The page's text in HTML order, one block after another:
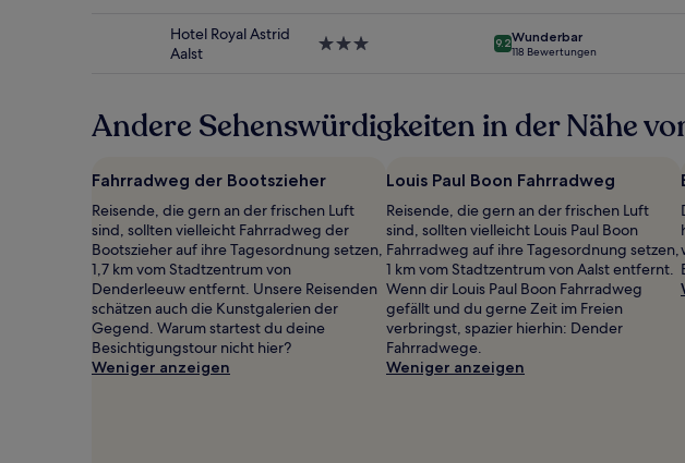
Verfügbarkeiten
können
Bedingungen
gelten.
Hotel Royal Astrid
Aalst
3.0-
9.2Wunderbar
118 Bewertungen
Andere Sehenswürdigkeiten in der Nähe
Fahrradweg der Bootszieher
Reisende, die gern an der frischen Luft
sind, sollten vielleicht Fahrradweg der
Bootszieher auf ihre Tagesordnung setzen,
1,7 km vom Stadtzentrum von
Denderleeuw entfernt. Unsere Reisenden
schätzen auch die Kunstgalerien der
Gegend. Warum startest du deine
Besichtigungstour nicht hier?
Weniger anzeigen
Louis Paul Boon Fahrradweg
Reisende, die gern an der frischen Luft
sind, sollten vielleicht Louis Paul Boon
Fahrradweg auf ihre Tagesordnung setzen,
1 km vom Stadtzentrum von Aalst entfernt.
Wenn dir Louis Paul Boon Fahrradweg
gefällt und du gerne Zeit im Freien
verbringst, spazier hierhin: Dender
Fahrradwege.
Weniger anzeigen